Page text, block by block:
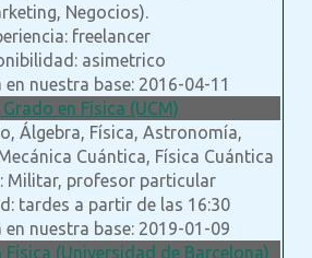
Negocios).
freelancer
asimetrico
en nuestra base: 2016-04-11
Grado en Física (UCM)
Álgebra, Física, Astronomía,
Cuántica, Física Cuántica
Militar, profesor particular
tardes a partir de las 16:30
en nuestra base: 2019-01-09
Física (Universidad de Barcelona)